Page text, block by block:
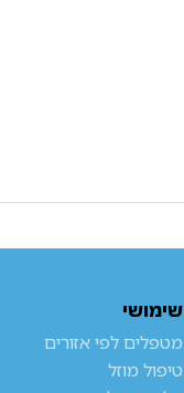
שימושי
מטפלים לפי אזורים
טיפול מוזל